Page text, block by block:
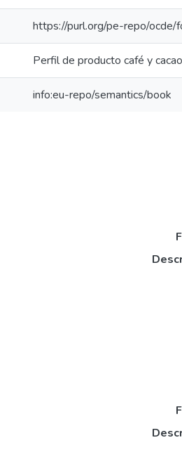
https://purl.org/pe-repo/ocde/
Perfil de producto café y
info:eu-repo/semantics/book